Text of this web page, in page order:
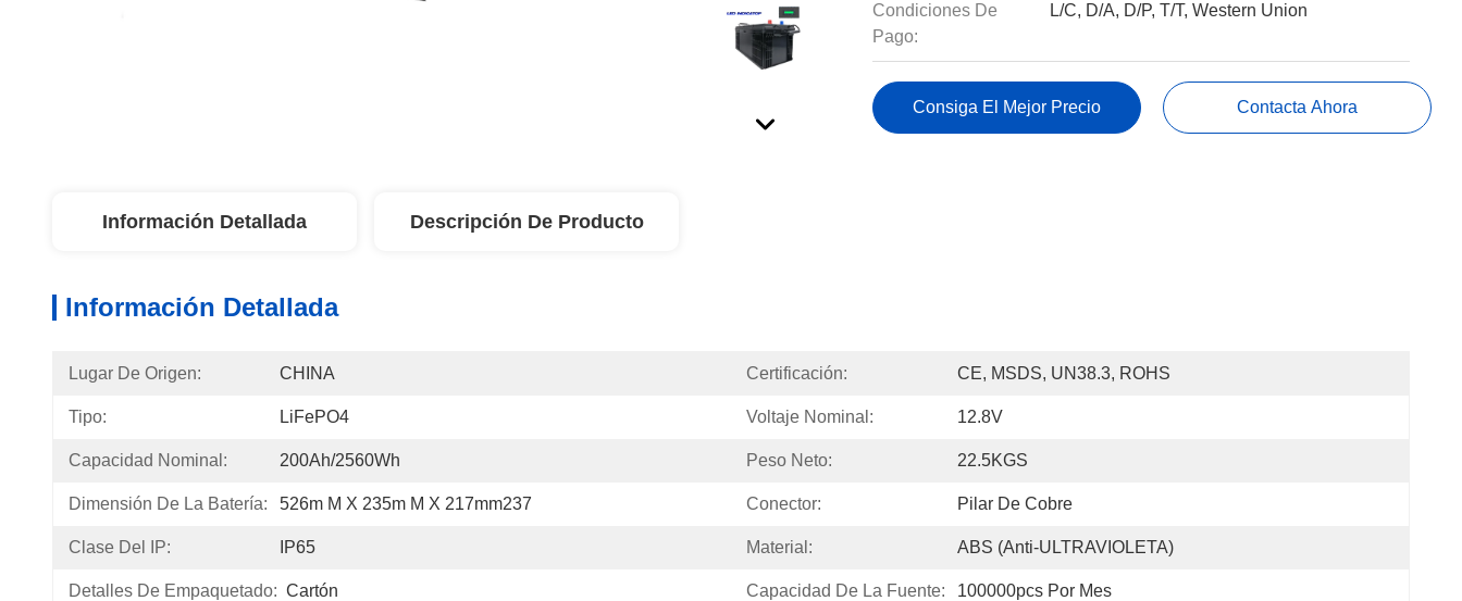
Condiciones De
Pago:
L/C, D/A, D/P, T/T, Western Union
Consiga El Mejor Precio Contacta Ahora
Información Detallada Descripción De Producto
Información Detallada
Lugar De Origen: CHINA Certificación: CE, MSDS, UN38.3, ROHS
Tipo: LiFePO4 Voltaje Nominal: 12.8V
Capacidad Nominal: 200Ah/2560Wh Peso Neto: 22.5KGS
Dimensión De La Batería: 526m M X 235m M X 217mm237 Conector: Pilar De Cobre
Clase Del IP: IP65 Material: ABS (anti-ULTRAVIOLETA)
Detalles De Empaquetado: Cartón Capacidad De La Fuente: 100000pcs Por Mes